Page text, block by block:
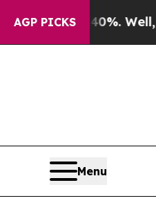
AGP PICKS
40%. Well, it Didn’t
Menu